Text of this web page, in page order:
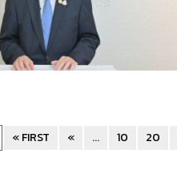
« FIRST « ... 10 20